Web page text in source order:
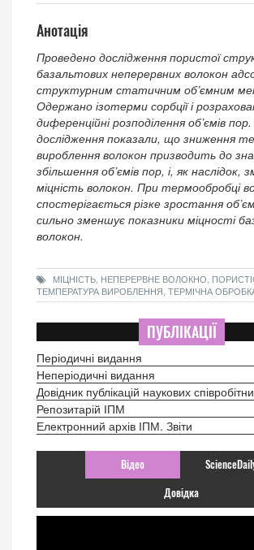
Анотація
Проведено дослідження пористої
базальтових неперервних волокон
структурним статичним об’ємним
Одержано ізотерми сорбції і
диференційні розподілення об’ємів
дослідження показали, що зниження
вироблення волокон призводить до
збільшення об’ємів пор, і, як наслідок,
міцність волокон. При термообробці
спостерігається різке зростання
сильно зменшує показники міцності
волокон.
МІЦНІСТЬ, НЕПЕРЕРВНЕ ВОЛОКНО,
ТЕМПЕРАТУРА ВИРОБЛЕННЯ, ТЕРМІЧНА
ПУБЛІКАЦІЇ
Періодичні видання
Неперіодичні видання
Довідник публікацій наукових
Репозитарій ІПМ
Електронний архів ІПМ. Звіти
Відео
Довідка